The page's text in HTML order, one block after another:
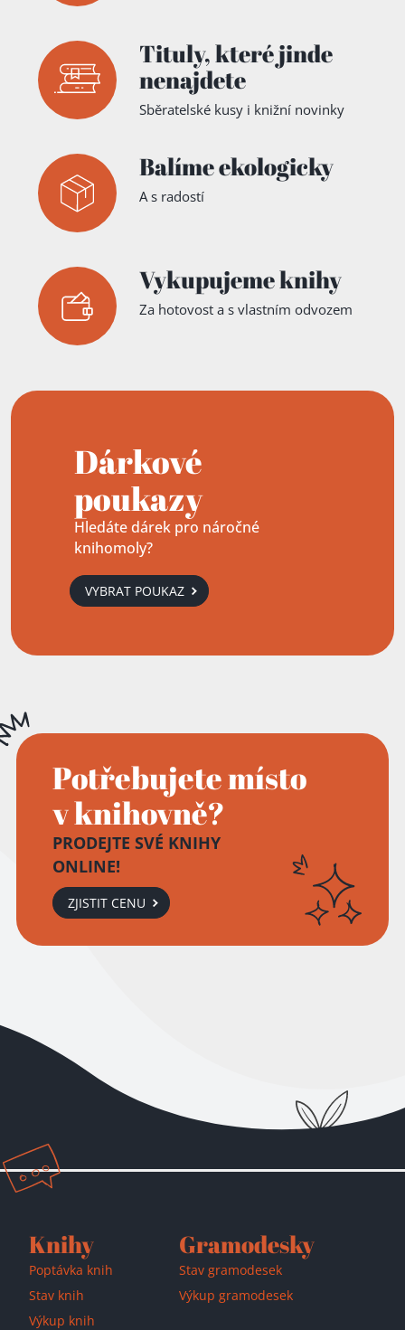
Tituly,které jinde
nenajdete
Sběratelské kusy i knižní novinky
Balíme ekologicky
A s radostí
Vykupujeme knihy
Za hotovost a s vlastním odvozem
Dárkové
poukazy
Hledáte dárek pro náročné
knihomoly?
VYBRAT POUKAZ
Potřebujete místo
v knihovně?
PRODEJTE SVÉ KNIHY
ONLINE!
ZJISTIT CENU
Přidáno do košíku!
Knihy
Poptávka knih
Stav knih
Výkup knih
Gramodesky
Stav gramodesek
Výkup gramodesek